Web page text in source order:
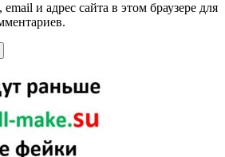
и адрес сайта в этом браузере для